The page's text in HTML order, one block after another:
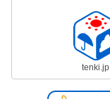
tenki.jp